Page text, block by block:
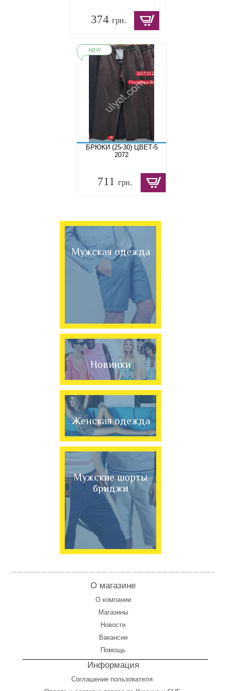
374 грн.
БРЮКИ (25-30) ЦВЕТ-5
2072
711грн.
Мужская одежда
Новинки
Женская одежда
Мужские шорты
бриджи
О магазине
О компании
Магазины
Новости
Вакансии
Помощь
Информация
Соглашение пользователя